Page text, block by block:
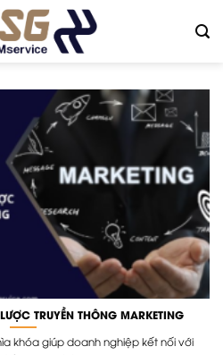
TRUYỀN THÔNG MARKETING
khóa giúp doanh nghiệp kết nối với